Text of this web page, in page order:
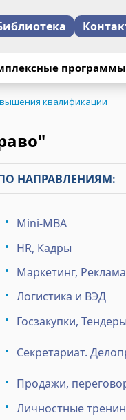
программы
квалификации
НАПРАВЛЕНИЯМ:
Mini-MBA
HR, Кадры
Маркетинг,
Логистика и ВЭД
Госзакупки, Тендеры
Секретариат.
Продажи,
Личностные